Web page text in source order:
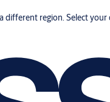
different region. Select